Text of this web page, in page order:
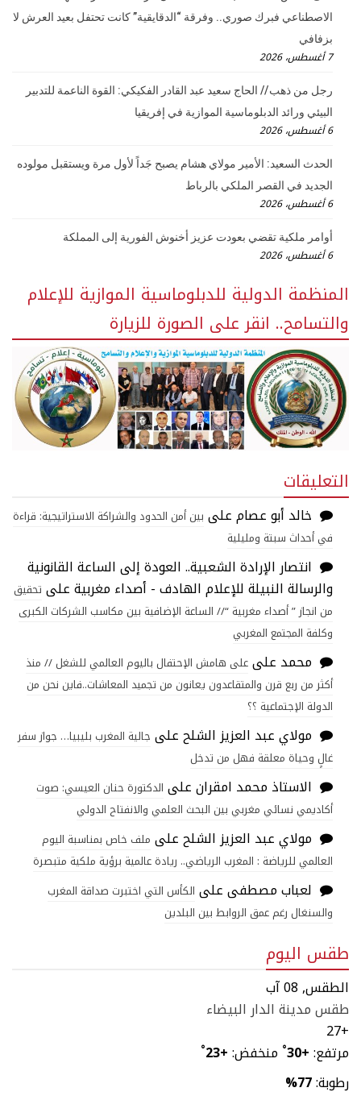
الاصطناعي فبرك صوري.. وفرقة “الدقايقية” كانت تحتفل بعيد العرش لا
بزفافي
7 أغسطس، 2026
رجل من ذهب // الحاج سعيد عبد القادر الفكيكي: القوة الناعمة للتدبير
البيئي ورائد الدبلوماسية الموازية في إفريقيا
6 أغسطس، 2026
الحدث السعيد: الأمير مولاي هشام يصبح جَداً لأول مرة ويستقبل مولوده
الجديد في القصر الملكي بالرباط
6 أغسطس، 2026
أوامر ملكية تقضي بعودت عزيز أخنوش الفورية إلى المملكة
6 أغسطس، 2026
المنظمة الدولية للدبلوماسية الموازية للإعلام
والتسامح.. انقر على الصورة للزيارة
التعليقات
خالد أبو عصامعلى بين أمن الحدود والشراكة الاستراتيجية: قراءة
في أحداث سبتة ومليلية
انتصار الإرادة الشعبية.. العودة إلى الساعة القانونية
والرسالة النبيلة للإعلام الهادف - أصداء مغربيةعلى تحقيق
من انجاز ” أصداء مغربية “// الساعة الإضافية بين مكاسب الشركات الكبرى
وكلفة المجتمع المغربي
محمد على على هامش الإحتفال باليوم العالمي للشغل // منذ
أكثر من ربع قرن والمتقاعدون يعانون من تجميد المعاشات..فاين نحن من
الدولة الإجتماعية ؟؟
مولاي عبد العزيز الشلحعلى جالية المغرب بليبيا… جواز سفر
غالٍ وحياة معلقة فهل من تدخل
الاستاذ محمد امقرانعلى الدكتورة حنان العيسي: صوت
أكاديمي نسائي مغربي بين البحث العلمي والانفتاح الدولي
مولاي عبد العزيز الشلحعلى ملف خاص بمناسبة اليوم
العالمي للرياضة : المغرب الرياضي.. ريادة عالمية برؤية ملكية متبصرة
لعباب مصطفىعلى الكأس التي اختبرت صداقة المغرب
والسنغال رغم عمق الروابط بين البلدين
طقس اليوم
الطقس, 08 آب
طقس مدينة الدار البيضاء
+
27
مرتفع:+
30
° منخفض:+
23
°
رطوبة:77%